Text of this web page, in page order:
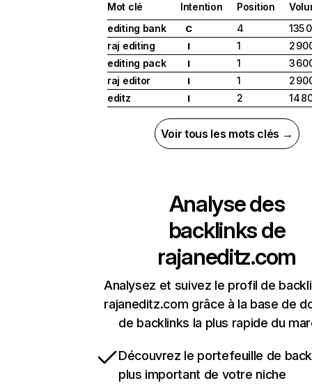
Mot clé Intention Position
editing bank
C 4
135
raj editing
I 1
2
editing pack
I 1
3
raj editor
I 1
2
editz
I 2 14
Voir tous les mots clés →
Analyse des
backlinks de
rajaneditz.com
Analysez et suivez le profil de
rajaneditz.com grâce à la base de
de backlinks la plus rapide du
Découvrez le portefeuille de
plus important de votre niche